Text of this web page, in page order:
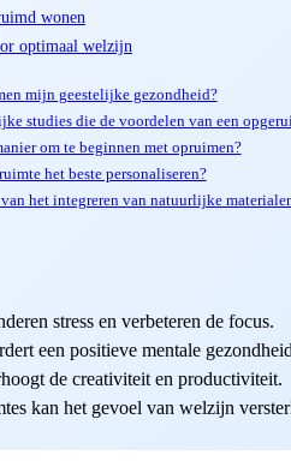
wonen
optimaal welzijn
mijn geestelijke gezondheid?
studies die de voordelen van een
om te beginnen met opruimen?
het beste personaliseren?
het integreren van natuurlijke
stress en verbeteren de focus.
een positieve mentale
de creativiteit en productiviteit.
kan het gevoel van welzijn